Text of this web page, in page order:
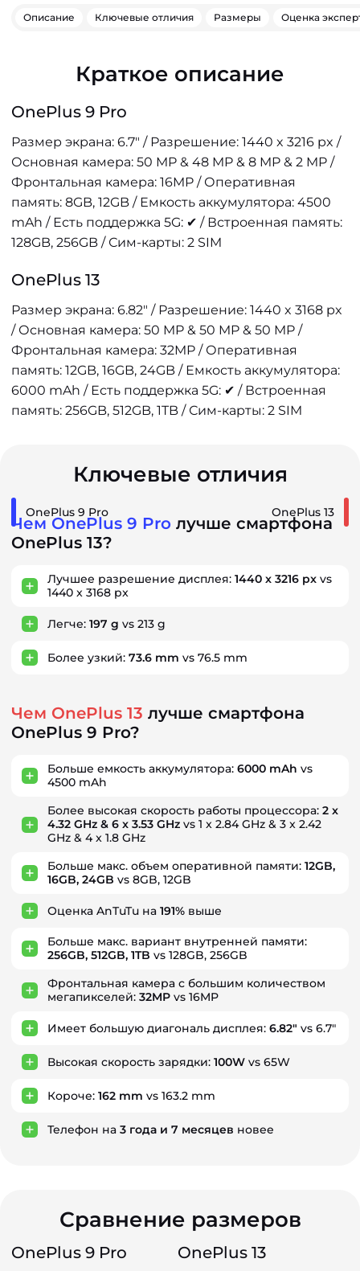
Описание Ключевые отличия Размеры Оценка
Краткое описание
OnePlus 9 Pro
Размер экрана: 6.7" / Разрешение: 1440 x 3216 px /
Основная камера: 50 MP & 48 MP & 8 MP & 2 MP /
Фронтальная камера: 16MP / Оперативная
память: 8GB, 12GB / Емкость аккумулятора: 4500
mAh / Есть поддержка 5G: ✔ / Встроенная память:
128GB, 256GB / Сим-карты: 2 SIM
OnePlus 13
Размер экрана: 6.82" / Разрешение: 1440 x 3168 px
/ Основная камера: 50 MP & 50 MP & 50 MP /
Фронтальная камера: 32MP / Оперативная
память: 12GB, 16GB, 24GB / Емкость аккумулятора:
6000 mAh / Есть поддержка 5G: ✔ / Встроенная
память: 256GB, 512GB, 1TB / Сим-карты: 2 SIM
Ключевые отличия
OnePlus 9 Pro OnePlus 13
Чем OnePlus 9 Pro лучше смартфона
OnePlus 13?
Лучшее разрешение дисплея: 1440 x 3216 px vs
1440 x 3168 px
Легче: 197 g vs 213 g
Более узкий: 73.6 mm vs 76.5 mm
Чем OnePlus 13 лучше смартфона
OnePlus 9 Pro?
Больше емкость аккумулятора: 6000 mAh vs
4500 mAh
Более высокая скорость работы процессора: 2 x
4.32 GHz & 6 x 3.53 GHz vs 1 x 2.84 GHz & 3 x 2.42
GHz & 4 x 1.8 GHz
Больше макс. объем оперативной памяти: 12GB,
16GB, 24GB vs 8GB, 12GB
Оценка AnTuTu на 191% выше
Больше макс. вариант внутренней памяти:
256GB, 512GB, 1TB vs 128GB, 256GB
Фронтальная камера с большим количеством
мегапикселей: 32MP vs 16MP
Имеет большую диагональ дисплея: 6.82" vs 6.7"
Высокая скорость зарядки: 100W vs 65W
Короче: 162 mm vs 163.2 mm
Телефон на 3 года и 7 месяцев новее
Сравнение размеров
OnePlus 9 Pro OnePlus 13